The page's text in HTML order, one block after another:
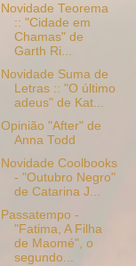
Novidade Teorema
:: "Cidade em
Chamas" de
Garth Ri...
Novidade Suma de
Letras :: "O último
adeus" de Kat...
Opinião "After" de
Anna Todd
Novidade Coolbooks
- "Outubro Negro"
de Catarina J...
Passatempo -
"Fatima, A Filha
de Maomé", o
segundo...